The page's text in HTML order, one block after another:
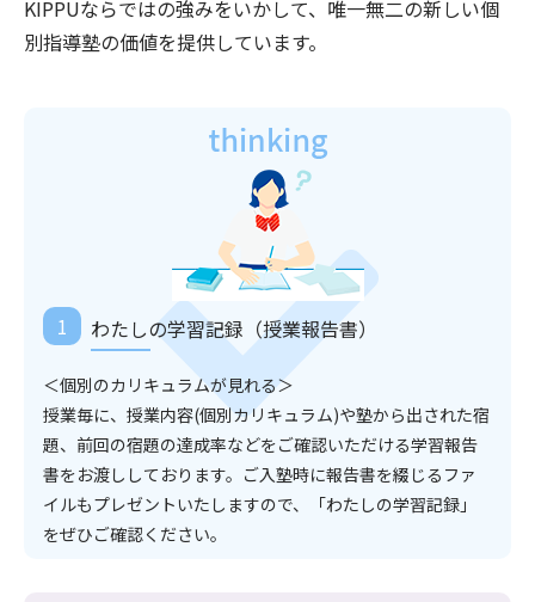
KIPPUならではの強みをいかして、唯一無二の新しい個
別指導塾の価値を提供しています。
わたしの学習記録（授業報告書）
＜個別のカリキュラムが見れる＞
授業毎に、授業内容(個別カリキュラム)や塾から出された宿
題、前回の宿題の達成率などをご確認いただける学習報告
書をお渡ししております。ご入塾時に報告書を綴じるファ
イルもプレゼントいたしますので、「わたしの学習記録」
をぜひご確認ください。